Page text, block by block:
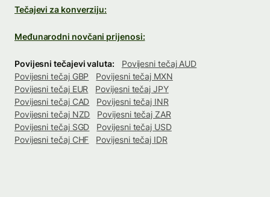
Tečajevi za konverziju:
Međunarodni novčani prijenosi:
Povijesni tečajevi valuta:
Povijesni tečaj AUD
Povijesni tečaj GBP
Povijesni tečaj MXN
Povijesni tečaj EUR
Povijesni tečaj JPY
Povijesni tečaj CAD
Povijesni tečaj INR
Povijesni tečaj NZD
Povijesni tečaj ZAR
Povijesni tečaj SGD
Povijesni tečaj USD
Povijesni tečaj CHF
Povijesni tečaj IDR